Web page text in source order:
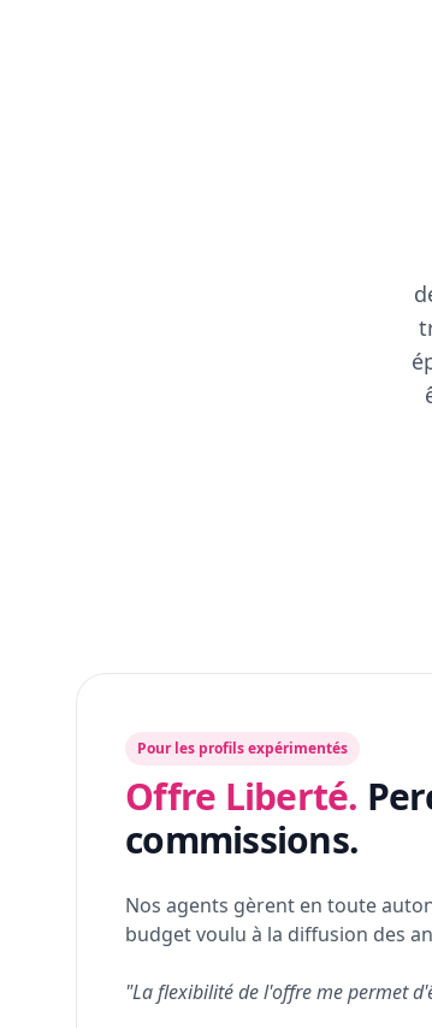
Pour les profils expérimentés
Offre Liberté.
commissions.
Nos agents gèrent en toute
budget voulu à la diffusion des
"La flexibilité de l'offre me permet